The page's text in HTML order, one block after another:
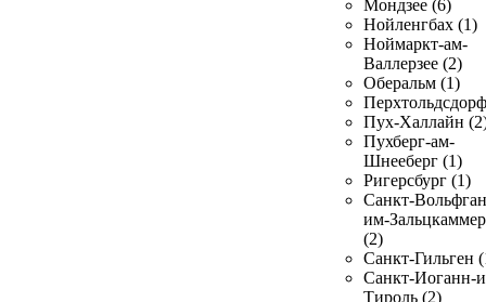
Мондзее (6)
Нойленгбах (1)
Ноймаркт-ам-
Валлерзее (2)
Оберальм (1)
Пух-Халлайн
Пухберг-ам-
Шнееберг (1)
Ригерсбург (1)
Санкт-
им-
(2)
Санкт-Гильген
Санкт-Иоганн-
Тироль (2)